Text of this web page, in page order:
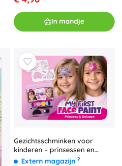
In mandje
Gezichtsschminken voor
kinderen – prinsessen en
eenhoorns
Extern magazijn ?